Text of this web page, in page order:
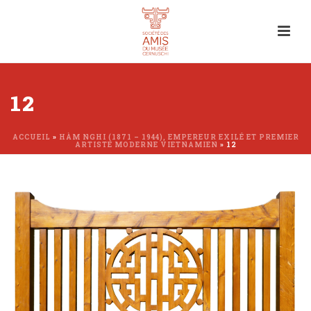
12
ACCUEIL » HÀM NGHI (1871 – 1944), EMPEREUR EXILÉ ET PREMIER
ARTISTE MODERNE VIETNAMIEN » 12